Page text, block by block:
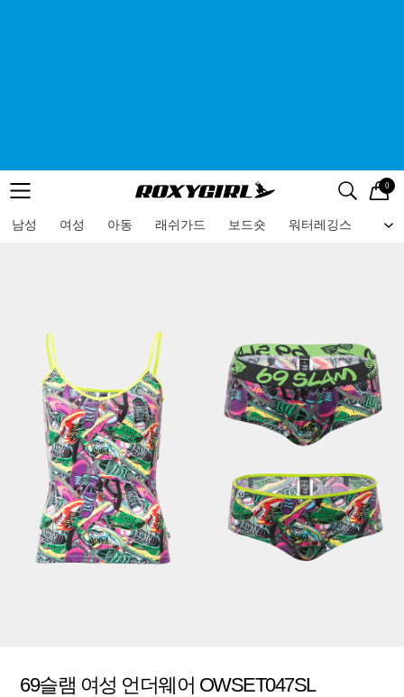
메뉴 검색
로고 0
남성 여성 아동 래쉬가드 보드숏 워터레깅스 비
메뉴
69슬램 여성 언더웨어 OWSET047SL